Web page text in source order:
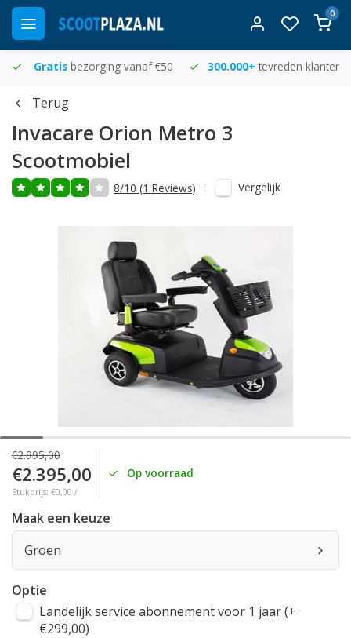
0
Gratis bezorging vanaf €50 300.000+ tevreden klanten
Terug
Invacare Orion Metro 3
Scootmobiel
8/10 (1 Reviews) Vergelijk
€2.995,00
€2.395,00
Stukprijs: €0,00 /
Op voorraad
Maak een keuze
Groen
Optie
Landelijk service abonnement voor 1 jaar (+
€299,00)